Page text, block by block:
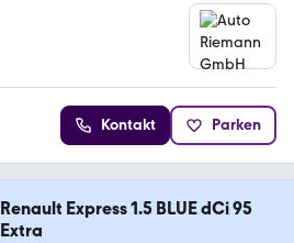
Kontakt Parken
Renault Express 1.5 BLUE dCi 95
Extra